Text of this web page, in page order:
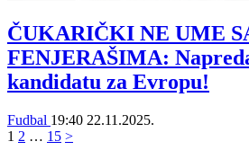
ČUKARIČKI NE UME
FENJERAŠIMA:
kandidatu za Evropu!
Fudbal 19:40 22.11.2025.
1 2 … 15 >